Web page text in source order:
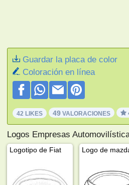
Guardar la placa de color
Coloración en línea
42 LIKES 49 VALORACIONES
Logos Empresas
Logotipo de Fiat Logo de